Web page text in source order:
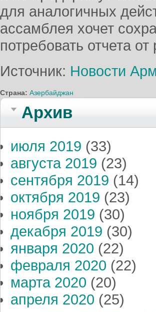
для аналогичных
ассамблея хочет
потребовать отчета
Источник: Новости
Страна: Азербайджан
Архив
июля 2019 (33)
августа 2019 (23)
сентября 2019 (14)
октября 2019 (23)
ноября 2019 (30)
декабря 2019 (30)
января 2020 (22)
февраля 2020 (22)
марта 2020 (20)
апреля 2020 (25)